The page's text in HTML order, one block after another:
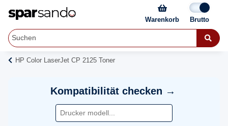
Warenkorb
HP Color LaserJet CP 2125 Toner
Kompatibilität checken →